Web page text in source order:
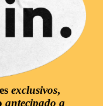
exclusivos,
antecipado a